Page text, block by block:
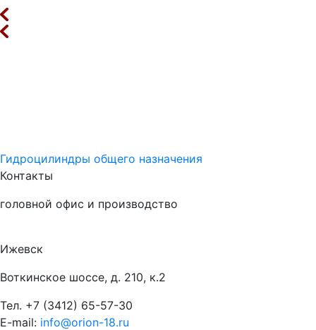
Гидроцилиндры общего назначения
Контакты
головной офис и производство
Ижевск
Воткинское шоссе, д. 210, к.2
Тел. +7 (3412) 65-57-30
E-mail: info@orion-18.ru